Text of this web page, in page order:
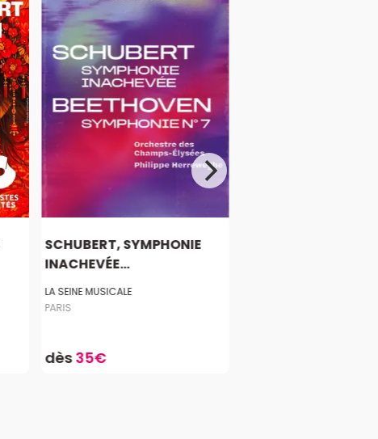
SCHUBERT, SYMPHONIE
INACHEVÉE...
LA SEINE MUSICALE
PARIS
dès35€